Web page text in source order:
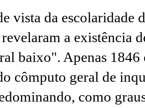
vista da escolaridade
a existência
baixo". Apenas 1846
cômputo geral de
como